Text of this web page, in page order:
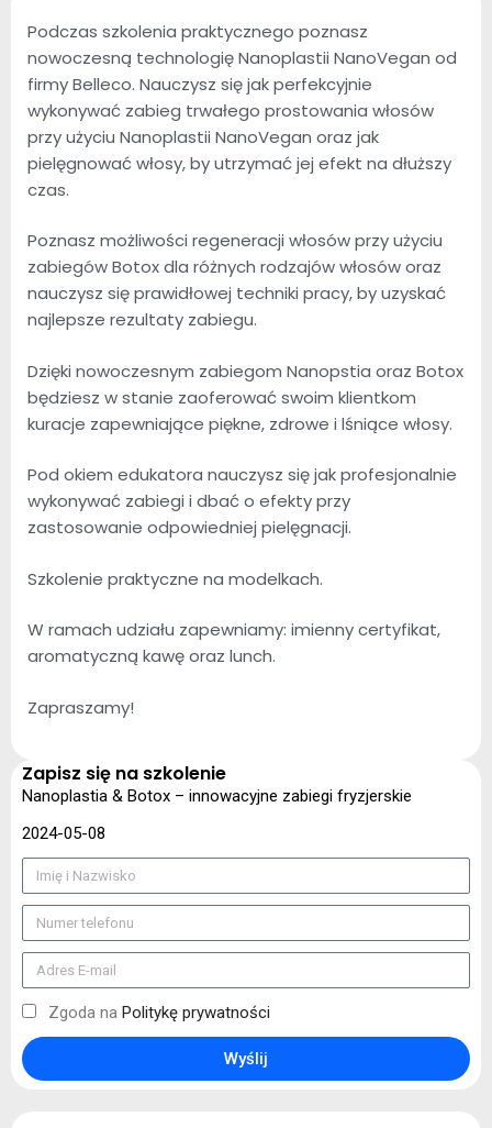
Podczas szkolenia praktycznego poznasz
nowoczesną technologię Nanoplastii NanoVegan od
firmy Belleco. Nauczysz się jak perfekcyjnie
wykonywać zabieg trwałego prostowania włosów
przy użyciu Nanoplastii NanoVegan oraz jak
pielęgnować włosy, by utrzymać jej efekt na dłuższy
czas.
Poznasz możliwości regeneracji włosów przy użyciu
zabiegów Botox dla różnych rodzajów włosów oraz
nauczysz się prawidłowej techniki pracy, by uzyskać
najlepsze rezultaty zabiegu.
Dzięki nowoczesnym zabiegom Nanopstia oraz Botox
będziesz w stanie zaoferować swoim klientkom
kuracje zapewniające piękne, zdrowe i lśniące włosy.
Pod okiem edukatora nauczysz się jak profesjonalnie
wykonywać zabiegi i dbać o efekty przy
zastosowanie odpowiedniej pielęgnacji.
Szkolenie praktyczne na modelkach.
W ramach udziału zapewniamy: imienny certyfikat,
aromatyczną kawę oraz lunch.
Zapraszamy!
Zapisz się na szkolenie
Nanoplastia & Botox – innowacyjne zabiegi fryzjerskie
2024-05-08
Zgoda na Politykę prywatności
Wyślij